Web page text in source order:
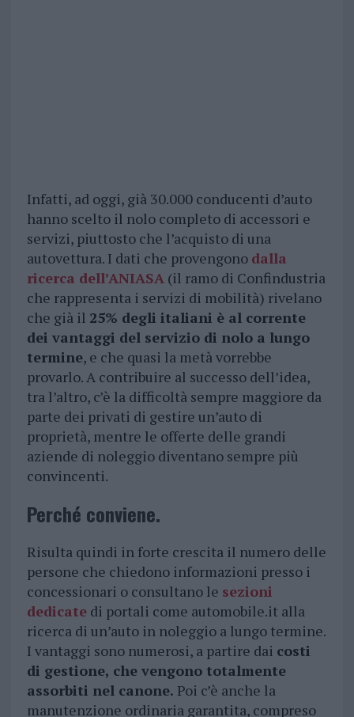
Infatti, ad oggi, già 30.000 conducenti d’auto
hanno scelto il nolo completo di accessori e
servizi, piuttosto che l’acquisto di una
autovettura. I dati che provengono dalla
ricerca dell’ANIASA(il ramo di Confindustria
che rappresenta i servizi di mobilità) rivelano
che già il 25% degli italiani è al corrente
dei vantaggi del servizio di nolo a lungo
termine, e che quasi la metà vorrebbe
provarlo. A contribuire al successo dell’idea,
tra l’altro, c’è la difficoltà sempre maggiore da
parte dei privati di gestire un’auto di
proprietà, mentre le offerte delle grandi
aziende di noleggio diventano sempre più
convincenti.
Perché conviene.
Risulta quindi in forte crescita il numero delle
persone che chiedono informazioni presso i
concessionari o consultano le sezioni
dedicatedi portali come automobile.it alla
ricerca di un’auto in noleggio a lungo termine.
I vantaggi sono numerosi, a partire dai costi
di gestione, che vengono totalmente
assorbiti nel canone. Poi c’è anche la
manutenzione ordinaria garantita, compreso